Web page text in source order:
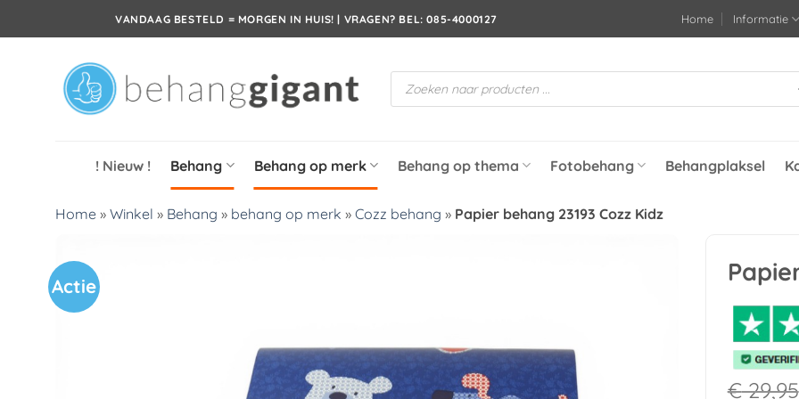
VANDAAG BESTELD = MORGEN IN HUIS! | VRAGEN? BEL: 085-4000127 Home Informatie
Producten
zoeken
! Nieuw ! Behang Behang op merk Behang op thema Fotobehang Behangplaksel
Home » Winkel » Behang » behang op merk » Cozz behang » Papier behang 23193 Cozz Kidz
Actie
€29,95